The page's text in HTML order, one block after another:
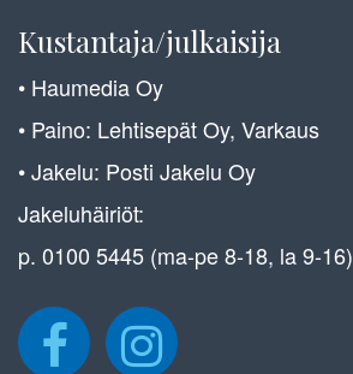
Kustantaja/julkaisija
• Haumedia Oy
• Paino: Lehtisepät Oy, Varkaus
• Jakelu: Posti Jakelu Oy
Jakeluhäiriöt:
p. 0100 5445 (ma-pe 8-18, la 9-16)